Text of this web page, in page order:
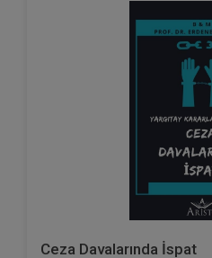
Ceza Davalarında İspat